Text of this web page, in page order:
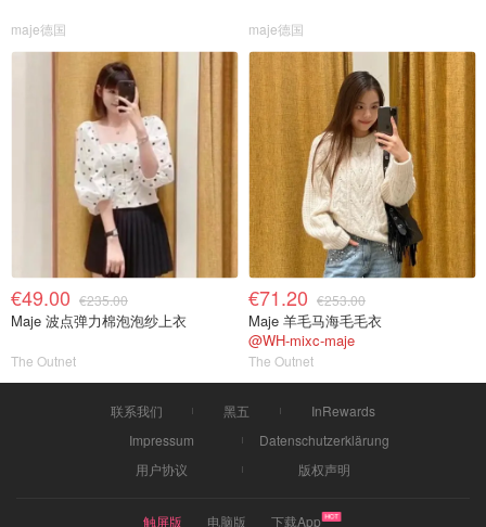
maje德国 maje德国
€49.00 €235.00
Maje 波点弹力棉泡泡纱上衣
The Outnet
€71.20 €253.00
Maje 羊毛马海毛毛衣
@WH-mixc-maje
The Outnet
联系我们 黑五
InRewards
Impressum
Datenschutzerklärung
用户协议
版权声明
触屏版 电脑版 下载App